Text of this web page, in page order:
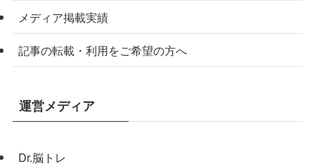
メディア掲載実績
記事の転載・利用をご希望の方へ
運営メディア
Dr.脳トレ